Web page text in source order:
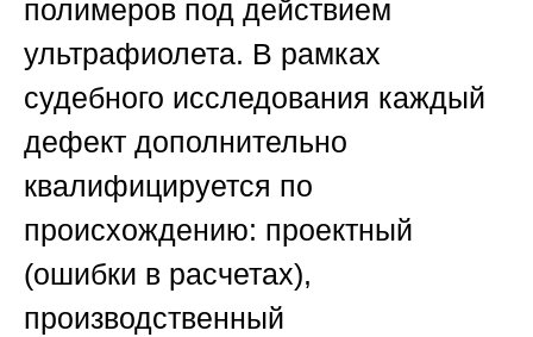
полимеров под действием
ультрафиолета. В рамках
судебного исследования каждый
дефект дополнительно
квалифицируется по
происхождению: проектный
(ошибки в расчетах),
производственный